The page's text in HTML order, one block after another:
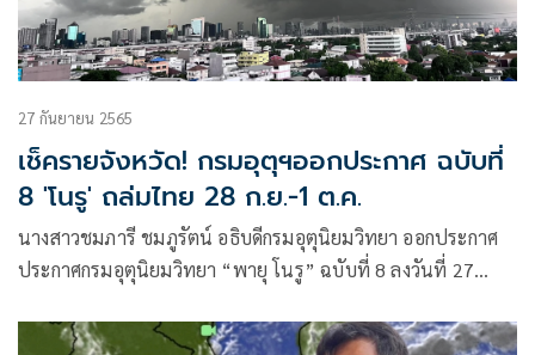
27 กันยายน 2565
เช็ครายจังหวัด! กรมอุตุฯออกประกาศ ฉบับที่
8 'โนรู' ถล่มไทย 28 ก.ย.-1 ต.ค.
นางสาวชมภารี ชมภูรัตน์ อธิบดีกรมอุตุนิยมวิทยา ออกประกาศ
ประกาศกรมอุตุนิยมวิทยา “พายุ โนรู” ฉบับที่ 8 ลงวันที่ 27